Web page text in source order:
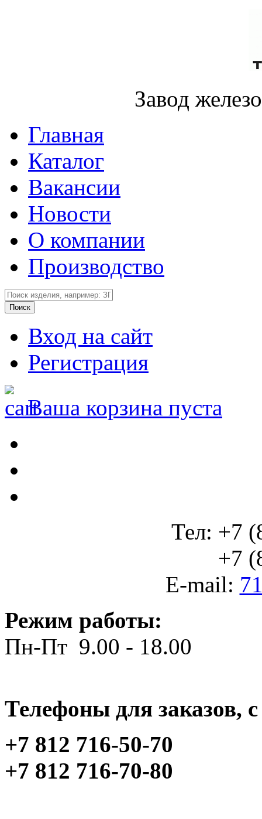
Завод
Главная
Каталог
Вакансии
Новости
О компании
Производство
Вход на сайт
Регистрация
Ваша корзина пуста
Тел: +7
+7
E-mail:
Режим работы:
Пн-Пт 9.00 - 18.00
Телефоны для заказов,
+7 812 716-50-70
+7 812 716-70-80